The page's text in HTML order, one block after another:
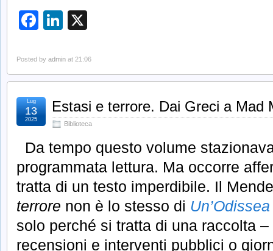
Facebook
LinkedIn
Posted by admin at 21:06
Estasi e terrore. Dai Greci a Mad
Biblioteca
Lug
13
2025
Da tempo questo volume
programmata lettura. Ma occorre
tratta di un testo imperdibile. Il
terrore non è lo stesso di Un’Odissea
solo perché si tratta di una raccolta
recensioni e interventi pubblici o